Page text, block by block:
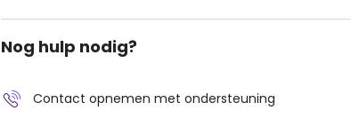
Nog hulp nodig?
Contact opnemen met ondersteuning